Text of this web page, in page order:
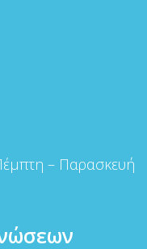
– Παρασκευή